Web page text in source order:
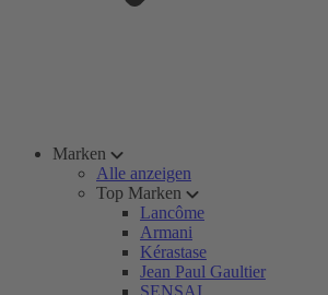
Marken
Alle anzeigen
Top Marken
Lancôme
Armani
Kérastase
Jean Paul Gaultier
SENSAI